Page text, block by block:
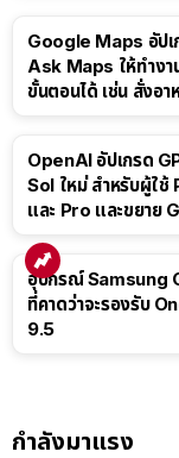
Google Maps อัปเ
Ask Maps ให้ทำงา
ขั้นตอนได้ เช่น สั่งอาห
OpenAI อัปเกรด
Sol ใหม่ สำหรับผู้ใช้
และ Pro และขยาย
อุปกรณ์ Samsung
ที่คาดว่าจะรองรับ
9.5
กำลังมาแรง